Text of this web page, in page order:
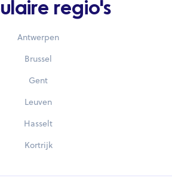
regio's
Antwerpen
Brussel
Gent
Leuven
Hasselt
Kortrijk